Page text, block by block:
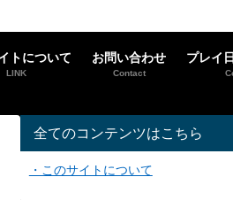
トについて
LINK
お問い合わせ
Contact
プレイ
全てのコンテンツはこちら
・このサイトについて